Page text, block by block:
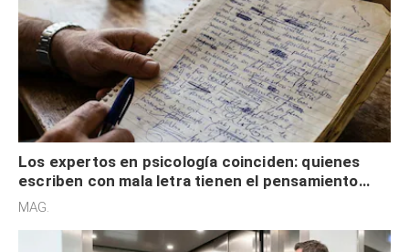
Los expertos en psicología coinciden: quienes
escriben con mala letra tienen el pensamiento
acelerado y no lo hacen por desinterés
MAG.